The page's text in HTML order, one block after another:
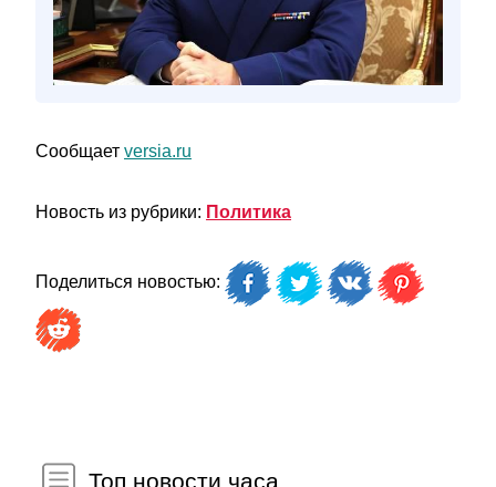
Сообщает versia.ru
Новость из рубрики: Политика
Поделиться новостью:
Топ новости часа